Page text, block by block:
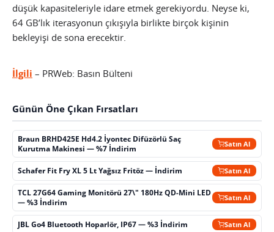
düşük kapasiteleriyle idare etmek gerekiyordu. Neyse ki,
64 GB’lık iterasyonun çıkışıyla birlikte birçok kişinin
bekleyişi de sona erecektir.
İlgili – PRWeb: Basın Bülteni
Günün Öne Çıkan Fırsatları
Braun BRHD425E Hd4.2 İyontec Difüzörlü Saç
Kurutma Makinesi — %7 İndirim
Satın Al
Schafer Fit Fry XL 5 Lt Yağsız Fritöz — İndirim Satın Al
TCL 27G64 Gaming Monitörü 27\" 180Hz QD-Mini LED
— %3 İndirim
Satın Al
JBL Go4 Bluetooth Hoparlör, IP67 — %3 İndirim Satın Al